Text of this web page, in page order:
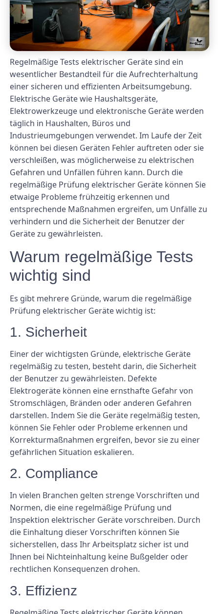
Regelmäßige Tests elektrischer Geräte sind ein
wesentlicher Bestandteil für die Aufrechterhaltung
einer sicheren und effizienten Arbeitsumgebung.
Elektrische Geräte wie Haushaltsgeräte,
Elektrowerkzeuge und elektronische Geräte werden
täglich in Haushalten, Büros und
Industrieumgebungen verwendet. Im Laufe der Zeit
können bei diesen Geräten Fehler auftreten oder sie
verschleißen, was möglicherweise zu elektrischen
Gefahren und Unfällen führen kann. Durch die
regelmäßige Prüfung elektrischer Geräte können Sie
etwaige Probleme frühzeitig erkennen und
entsprechende Maßnahmen ergreifen, um Unfälle zu
verhindern und die Sicherheit der Benutzer der
Geräte zu gewährleisten.
Warum regelmäßige Tests
wichtig sind
Es gibt mehrere Gründe, warum die regelmäßige
Prüfung elektrischer Geräte wichtig ist:
1. Sicherheit
Einer der wichtigsten Gründe, elektrische Geräte
regelmäßig zu testen, besteht darin, die Sicherheit
der Benutzer zu gewährleisten. Defekte
Elektrogeräte können eine ernsthafte Gefahr von
Stromschlägen, Bränden oder anderen Gefahren
darstellen. Indem Sie die Geräte regelmäßig testen,
können Sie Fehler oder Probleme erkennen und
Korrekturmaßnahmen ergreifen, bevor sie zu einer
gefährlichen Situation eskalieren.
2. Compliance
In vielen Branchen gelten strenge Vorschriften und
Normen, die eine regelmäßige Prüfung und
Inspektion elektrischer Geräte vorschreiben. Durch
die Einhaltung dieser Vorschriften können Sie
sicherstellen, dass Ihr Arbeitsplatz sicher ist und
Ihnen bei Nichteinhaltung keine Bußgelder oder
rechtlichen Konsequenzen drohen.
3. Effizienz